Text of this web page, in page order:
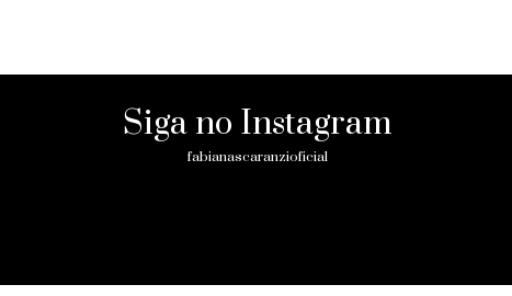
Siga no Instagram
fabianascaranzioficial